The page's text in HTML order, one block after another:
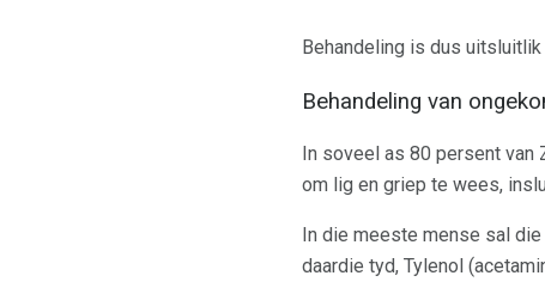
Behandeling is dus
Behandeling van
In soveel as 80 persent
om lig en griep te wees,
In die meeste mense sal
daardie tyd, Tylenol